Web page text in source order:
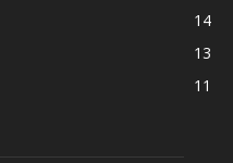
14
13
11